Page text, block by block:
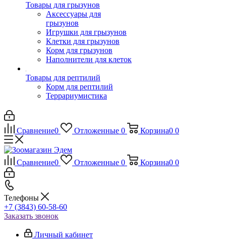
Товары для грызунов
Аксессуары для
грызунов
Игрушки для грызунов
Клетки для грызунов
Корм для грызунов
Наполнители для клеток
Товары для рептилий
Корм для рептилий
Террариумистика
Сравнение0 Отложенные 0 Корзина0 0
Сравнение0 Отложенные 0 Корзина0 0
Телефоны
+7 (3843) 60-58-60
Заказать звонок
Личный кабинет